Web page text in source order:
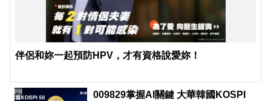
伴侶和妳一起預防HPV，才有資格說愛妳！
009829掌握AI關鍵 大華韓國KOSPI
PR